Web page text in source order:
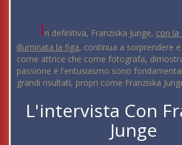
In definitiva, Franziska Junge, con la
illuminata la figa, continua a sorprendere
come attrice che come fotografa,
passione e l'entusiasmo sono
grandi risultati, propri come Franziska
L'intervista Con
Junge